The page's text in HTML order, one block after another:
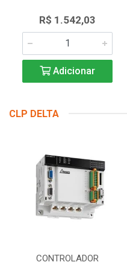
R$ 1.542,03
Adicionar
CLP DELTA
CONTROLADOR